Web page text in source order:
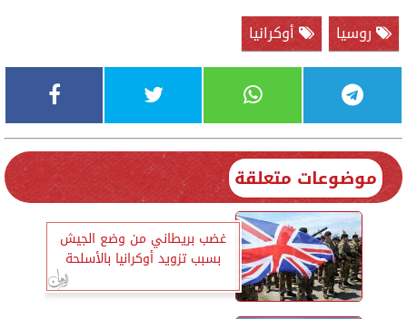
روسيا
أوكرانيا
موضوعات متعلقة
غضب بريطاني من وضع الجيش
بسبب تزويد أوكرانيا بالأسلحة